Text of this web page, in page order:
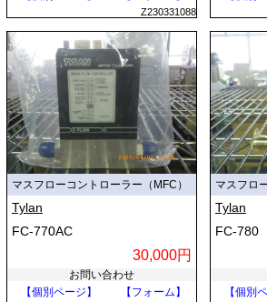
Z230331088
マスフローコントローラー（MFC）
Tylan
FC-770AC
30,000円
お問い合わせ
【個別ページ】
【フォーム】
マスフロ
Tylan
FC-780
【個別